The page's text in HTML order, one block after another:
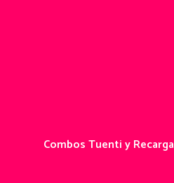
Combos Tuenti y Recarga